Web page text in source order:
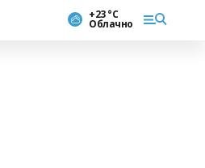
+23 °С
Облачно